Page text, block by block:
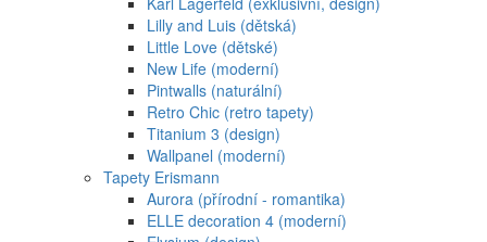
Lilly and Luis (dětská)
Little Love (dětské)
New Life (moderní)
Pintwalls (naturální)
Retro Chic (retro tapety)
Titanium 3 (design)
Wallpanel (moderní)
Tapety Erismann
Aurora (přírodní - romantika)
ELLE decoration 4 (moderní)